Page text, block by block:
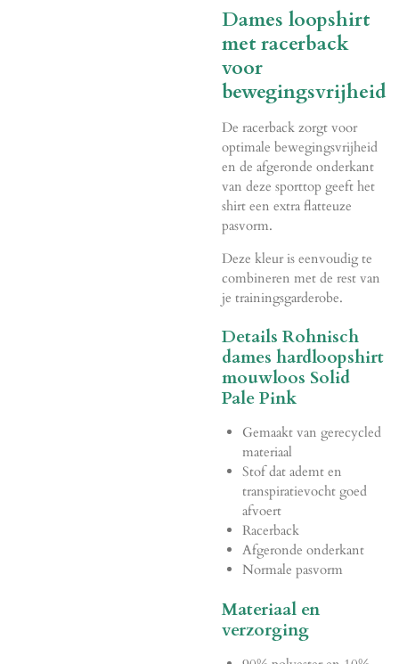
Dames loopshirt
met racerback
voor
bewegingsvrijheid
De racerback zorgt voor
optimale bewegingsvrijheid
en de afgeronde onderkant
van deze sporttop geeft het
shirt een extra flatteuze
pasvorm.
Deze kleur is eenvoudig te
combineren met de rest van
je trainingsgarderobe.
Details Rohnisch
dames hardloopshirt
mouwloos Solid
Pale Pink
Gemaakt van gerecycled
materiaal
Stof dat ademt en
transpiratievocht goed
afvoert
Racerback
Afgeronde onderkant
Normale pasvorm
Materiaal en
verzorging